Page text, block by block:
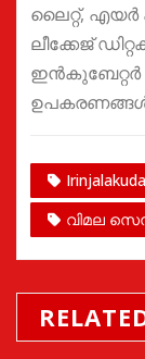
ലൈറ്റ്, എയർ
ലീക്കേജ്
ഇൻകുബേറ്റർ
ഉപകരണങ്ങൾ
Irinjalakuda
വിമല